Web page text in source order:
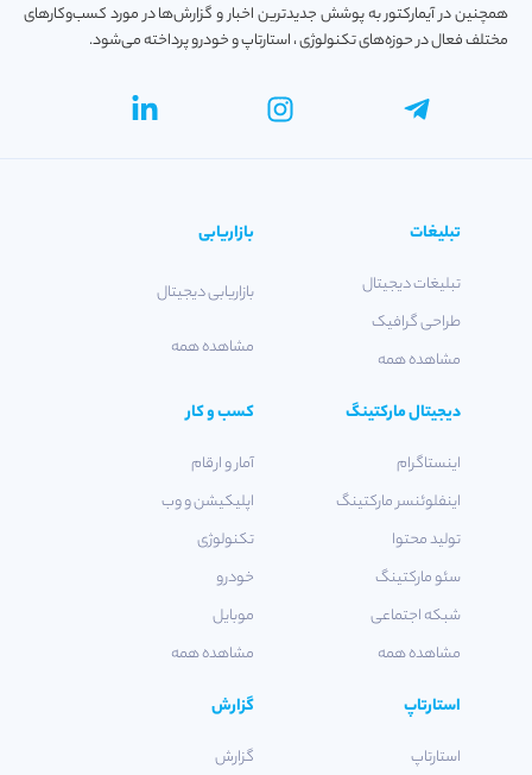
همچنین در آیمارکتور به پوشش جدیدترین اخبار و گزارش‌ها در مورد کسب‌و‎کارهای
مختلف فعال در حوزه‌های تکنولوژی ، استارتاپ و خودرو پرداخته می‌شود.
تبلیغات
تبلیغات دیجیتال
طراحی گرافیک
مشاهده همه
بازاریابی
بازاریابی دیجیتال
مشاهده همه
دیجیتال مارکتینگ
اینستاگرام
اینفلوئنسر مارکتینگ
تولید محتوا
سئو مارکتینگ
شبکه اجتماعی
مشاهده همه
کسب و کار
آمار و ارقام
اپلیکیشن و وب
تکنولوژی
خودرو
موبایل
مشاهده همه
استارتاپ
استارتاپ
گزارش
گزارش